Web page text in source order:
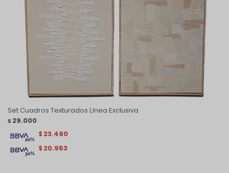
Set Cuadros Texturados Línea Exclusiva
$ 29.000
$ 20.953
$ 23.490